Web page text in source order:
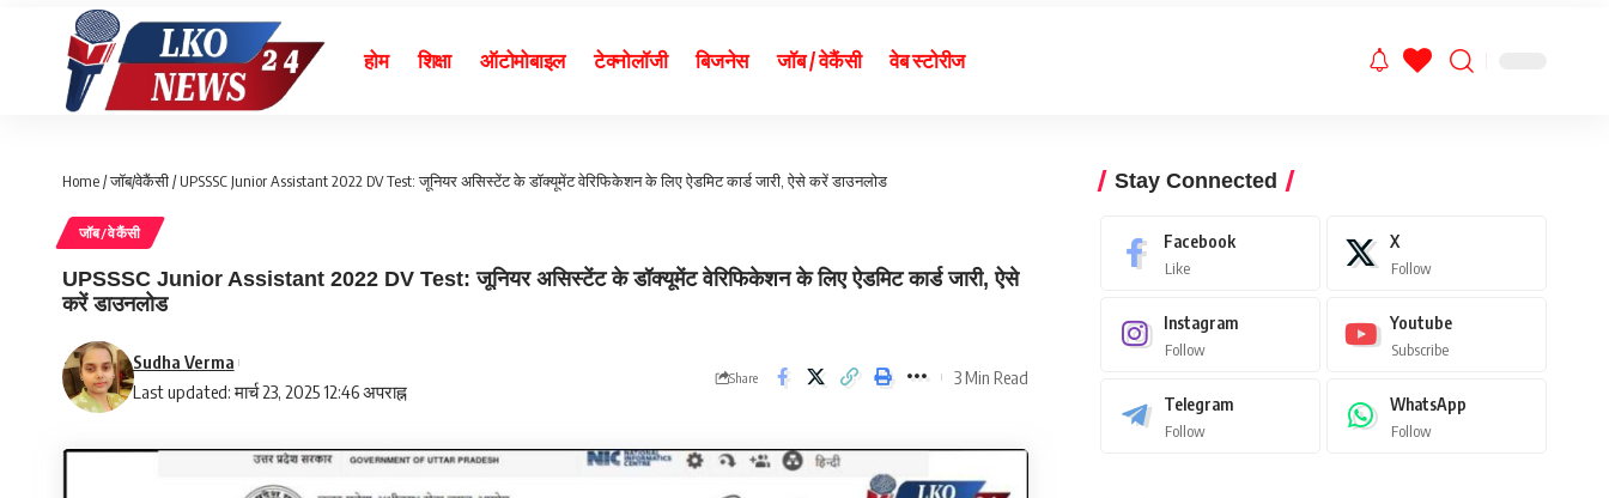
होम शिक्षा ऑटोमोबाइल टेक्नोलॉजी बिजनेस जॉब / वेकैंसी वेब स्टोरीज
Home/जॉब/वेकैंसी/UPSSSC Junior Assistant 2022 DV Test: जूनियर असिस्टेंट के डॉक्यूमेंट वेरिफिकेशन के लिए ऐडमिट कार्ड जारी, ऐसे करें डाउनलोड
जॉब/वेकैंसी
UPSSSC Junior Assistant 2022 DV Test: जूनियर असिस्टेंट के डॉक्यूमेंट वेरिफिकेशन के लिए ऐडमिट कार्ड जारी, ऐसे
करें डाउनलोड
Last updated: मार्च 23, 2025 12:46 अपराह्न
Sudha Verma
Share 3 Min Read
Stay Connected
Facebook
Like
X
Follow
Instagram
Follow
Youtube
Subscribe
Telegram
Follow
WhatsApp
Follow